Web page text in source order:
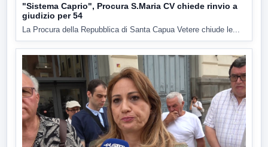
"Sistema Caprio", Procura S.Maria CV chiede rinvio a
giudizio per 54
La Procura della Repubblica di Santa Capua Vetere chiude le...